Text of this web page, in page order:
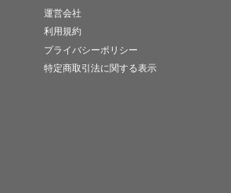
運営会社
利用規約
プライバシーポリシー
特定商取引法に関する表示